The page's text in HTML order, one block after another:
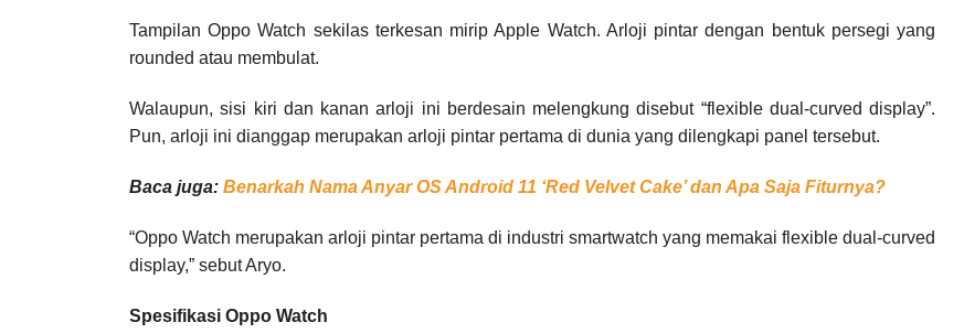
Tampilan Oppo Watch sekilas terkesan mirip Apple Watch. Arloji pintar dengan bentuk persegi yang
rounded atau membulat.
Walaupun, sisi kiri dan kanan arloji ini berdesain melengkung disebut “flexible dual-curved display”.
Pun, arloji ini dianggap merupakan arloji pintar pertama di dunia yang dilengkapi panel tersebut.
Baca juga: Benarkah Nama Anyar OS Android 11 ‘Red Velvet Cake’ dan Apa Saja Fiturnya?
“Oppo Watch merupakan arloji pintar pertama di industri smartwatch yang memakai flexible dual-curved
display,” sebut Aryo.
Spesifikasi Oppo Watch